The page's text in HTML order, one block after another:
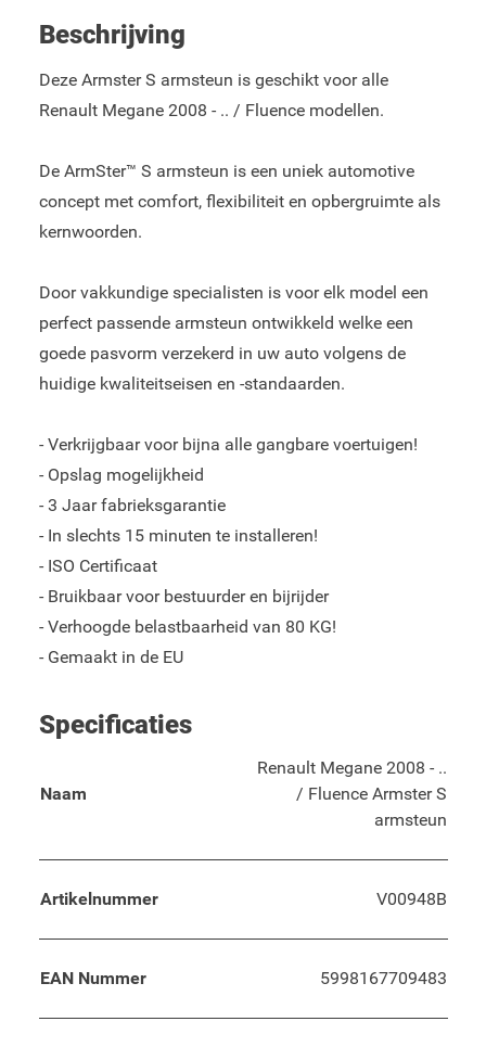
Beschrijving
Deze Armster S armsteun is geschikt voor alle
Renault Megane 2008 - .. / Fluence modellen.
De ArmSter™ S armsteun is een uniek automotive
concept met comfort, flexibiliteit en opbergruimte als
kernwoorden.
Door vakkundige specialisten is voor elk model een
perfect passende armsteun ontwikkeld welke een
goede pasvorm verzekerd in uw auto volgens de
huidige kwaliteitseisen en -standaarden.
- Verkrijgbaar voor bijna alle gangbare voertuigen!
- Opslag mogelijkheid
- 3 Jaar fabrieksgarantie
- In slechts 15 minuten te installeren!
- ISO Certificaat
- Bruikbaar voor bestuurder en bijrijder
- Verhoogde belastbaarheid van 80 KG!
- Gemaakt in de EU
Specificaties
Naam
Renault Megane 2008 - ..
/ Fluence Armster S
armsteun
Artikelnummer V00948B
EAN Nummer 5998167709483